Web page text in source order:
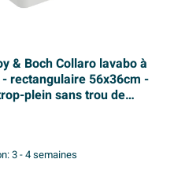
& Boch Collaro lavabo à
rectangulaire 56x36cm -
plein sans trou de
3 - 4 semaines